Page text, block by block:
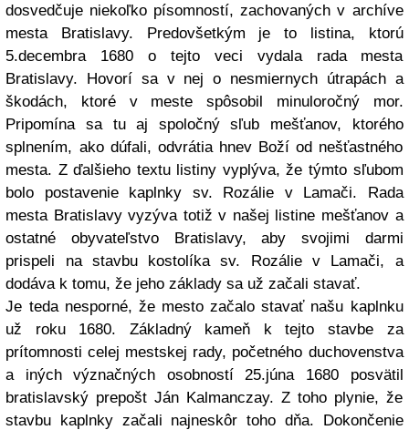
dosvedčuje niekoľko písomností, zachovaných v archíve
mesta Bratislavy. Predovšetkým je to listina, ktorú
5.decembra 1680 o tejto veci vydala rada mesta
Bratislavy. Hovorí sa v nej o nesmiernych útrapách a
škodách, ktoré v meste spôsobil minuloročný mor.
Pripomína sa tu aj spoločný sľub mešťanov, ktorého
splnením, ako dúfali, odvrátia hnev Boží od nešťastného
mesta. Z ďalšieho textu listiny vyplýva, že týmto sľubom
bolo postavenie kaplnky sv. Rozálie v Lamači. Rada
mesta Bratislavy vyzýva totiž v našej listine mešťanov a
ostatné obyvateľstvo Bratislavy, aby svojimi darmi
prispeli na stavbu kostolíka sv. Rozálie v Lamači, a
dodáva k tomu, že jeho základy sa už začali stavať.
Je teda nesporné, že mesto začalo stavať našu kaplnku
už roku 1680. Základný kameň k tejto stavbe za
prítomnosti celej mestskej rady, početného duchovenstva
a iných význačných osobností 25.júna 1680 posvätil
bratislavský prepošt Ján Kalmanczay. Z toho plynie, že
stavbu kaplnky začali najneskôr toho dňa. Dokončenie